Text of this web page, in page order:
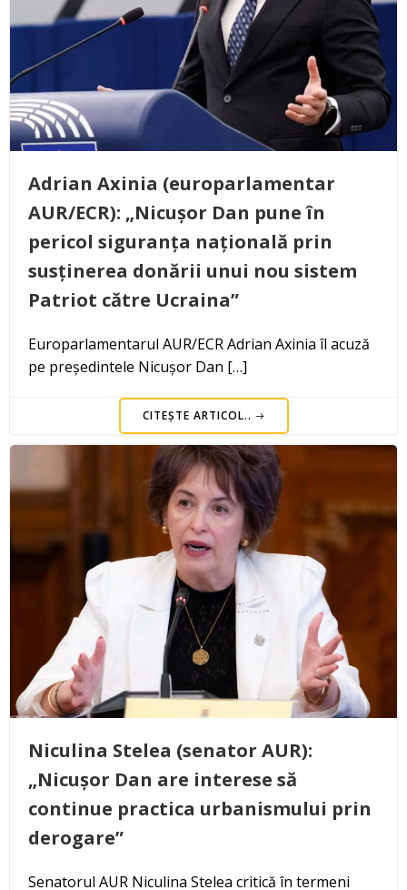
Adrian Axinia (europarlamentar
AUR/ECR): „Nicușor Dan pune în
pericol siguranța națională prin
susținerea donării unui nou sistem
Patriot către Ucraina”
Europarlamentarul AUR/ECR Adrian Axinia îl acuză
pe președintele Nicușor Dan […]
CITEȘTE ARTICOL..
Niculina Stelea (senator AUR):
„Nicușor Dan are interese să
continue practica urbanismului prin
derogare”
Senatorul AUR Niculina Stelea critică în termeni